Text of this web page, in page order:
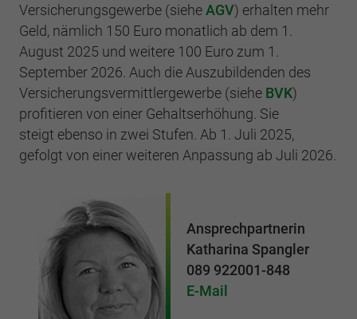
Versicherungsgewerbe (sieheAGV) erhalten mehr
Geld, nämlich 150 Euro monatlich ab dem 1.
August 2025 und weitere 100 Euro zum 1.
September 2026. Auch die Auszubildenden des
Versicherungsvermittlergewerbe (siehe BVK)
profitieren von einer Gehaltserhöhung. Sie
steigt ebenso in zwei Stufen. Ab 1. Juli 2025,
gefolgt von einer weiteren Anpassung ab Juli 2026.
Ansprechpartnerin
Katharina Spangler
089 922001-848
E-Mail